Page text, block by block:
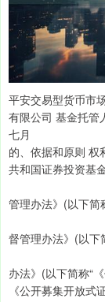
平安交易型货币市场基金 基金合同 基金管理人：平安基金管理有限公司 基金托管人：国泰海通证券股份有限公司 二零二五年七月 第一部分 前言 一、订立本基金合同的目的、依据和原则 权利义务，规范基金运作。 典》”)、 《中华人民共和国证券投资基金法》(以下简称“《基金法》”)、 《公开募集 证券投资基金运作管理办法》(以下简称“《运作办法》”)、 《公开募集证券投资基 金销售机构监督管理办法》(以下简称“《销售办法》”)、 《公开募集证券投资基金 信息披露管理办法》(以下简称“《信息披露办法》”)、 《公开募集开放式证券投资 基金流动性风险管理规定》(以下简称“《流动性风险管理规定》”)和其他有关法 律法规。 益。 二、基金合同是规定基金合同当事人之间权利义务关系的基本法律文件，其 他与基金相关的涉及基金合同当事人之间权利义务关系的任何文件或表述，如与 基金合同有冲突，均以基金合同为准。基金合同当事人按照《基金法》、基金合 同及其他有关规定享有权利、承担义务。 基金合同的当事人包括基金管理人、基金托管人和基金份额持有人。基金投 资人自依本基金合同取得基金份额，即成为基金份额持有人和本基金合同的当事 人，其持有基金份额的行为本身即表明其对基金合同的承认和接受。 三、平安交易型货币市场基金由基金管理人依照《基金法》、基金合同及其 他有关规定募集，并经中国证券监督管理委员会(以下简称“中国证监会”)注册。 中国证监会对本基金募集的注册，并不表明其对本基金的价值和收益做出实 质性判断或保证，也不表明投资于本基金没有风险。中国证监会不对基金的投资 价值及市场前景等作出实质性判断或者保证。基金管理人依照恪尽职守、诚实信 用、谨慎勤勉的原则管理和运用基金财产，但不保证投资于本基金一定盈利，也 不保证最低收益。 投资者应当认真阅读基金招募说明书、基金合同、基金产品资料概要等信息 披露文件，自主判断基金的投资价值，自主做出投资决策，自行承担投资风险。 四、基金管理人、基金托管人在本基金合同之外披露涉及本基金的信息，其 内容涉及界定基金合同当事人之间权利义务关系的，如与基金合同有冲突，以基 金合同为准。 五、本基金按照中国法律法规成立并运作，若基金合同的内容与届时有效的 法律法规的强制性规定不一致，应当以届时有效的法律法规的规定为准。 第二部分 释义 在本基金合同中，除非文意另有所指，下列词语或简称具有如下含义： 本基金合同的任何有效修订和补充 币市场基金托管协议》及对该托管协议的任何有效修订和补充 司法解释、行政规章以及其他对基金合同当事人有约束力的决定、决议、通知等 《基金法》：指 2003 年 10 月 28 日经第十届全国人民代表大会常务委员会 第五次会议通过，自 2004 年 6 月 1 日起实施并在 2012 年 12 月 28 日经第十一 届全国人民代表大会常务委员会第三十次会议修订、自 2013 年 6 月 1 日实施， 并经 2015 年 4 月 24 日第十二届全国人民代表大会常务委员会第十四次会议《全 国人民代表大会常务委员会关于修改等七部法律的决 定》修改的《中华人民共和国证券投资基金法》及颁布机关对其不时做出的修订 《销售办法》：指中国证监会 2020 年 8 月 28 日颁布、2020 年 10 月 1 日 实施的《公开募集证券投资基金销售机构监督管理办法》及颁布机关对其不时做 出的修订 《信息披露办法》：指中国证监会 2019 年 7 月 26 日颁布、同年 9 月 1 日 实施的，并经 2020 年 3 月 20 日中国证监会《关于修改部分证券期货规章的决 定》修正的《公开募集证券投资基金信息披露管理办法》及颁布机关对其不时做 出的修订 的《公开募集证券投资基金运作管理办法》及颁布机关对其不时做出的修订 《流动性风险管理规定》：指中国证监会 2017 年 8 月 31 日颁布、同年 10 月 1 日实施的《公开募集开放式证券投资基金流动性风险管理规定》及颁布机关 对其不时做出的修订 员会 务的法律主体，包括基金管理人、基金托管人和基金份额持有人 合法登记并存续或经有关政府部门批准设立并存续的企业法人、事业法人、社会 团体或其他组织 投资者境内证券期货投资管理办法》（及颁布机关对其不时做出的修订）及相关 法律法规规定，经中国证监会批准，使用来自境外的资金进行境内证券期货投资 的境外机构投资者，包括合格境外机构投资者和人民币合格境外机构投资者 律法规或中国证监会允许购买证券投资基金的其他投资人的合称 人 金份额发售、申购、赎回、转换、转托管、定期定额投资及提供基金交易账户信 息查询等活动 以及上市交易的场所 或其他交易系统进行基金份额认购、申购和赎回的场所 代销机构包括场外代销机构和场内代销机构，场外代销机构包括办理本基金场外 认购、申购和赎回业务的销售机构，场内代销机构指发售代理机构和/或申购赎 回代理券商 基金管理人指定的、在募集期间代理本基金场内发售业务的机构 由基金管理人指定的、在《基金合同》生效后代理办理本基金场内申购、赎回业 务的证券公司，又称为代办证券公司 投资人基金账户的建立和管理、基金份额登记、基金销售业务的确认、清算和结 算、代理发放红利、建立并保管基金份额持有人名册和办理非交易过户等 限公司或接受平安基金管理有限公司委托代为办理登记业务的机构；本基金 A 类 基金份额、C 类基金份额和 D 类基金份额的注册登记机构为平安基金管理有限 公司；E 类基金份额的注册登记机构为中国证券登记结算有限责任公司 理人所管理的基金份额余额及其变动情况的账户，通过场外进行基金份额认购、 申购和赎回等业务确认的基金份额（以下简称场外份额）记录在该账户下 户或证券投资基金账户，通过场内进行认购、申购和赎回等业务确认的基金份额 （以下简称场内份额）记录在该账户下 基金管理人向中国证监会办理基金备案手续完毕，并获得中国证监会书面确认的 日期 产清算完毕，清算结果报中国证监会备案并予以公告的日期 不得超过 3 个月 开放日 《业务规则》：指平安基金管理有限公司、上海证券交易所和中国证券登 记结算有限责任公司的相关业务规则 请购买基金份额的行为 请购买基金份额的行为 定的条件要求将基金份额兑换为现金的行为 资者的基金份额进行变更登记的行为 申请 E 类基金份额的上市。申请成功后，投资者可在上海证券交易所进行本基金 E 类基金份额的